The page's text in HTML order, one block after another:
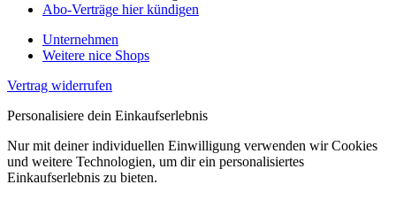
Abo-Verträge hier kündigen
Unternehmen
Weitere nice Shops
Vertrag widerrufen
Personalisiere dein Einkaufserlebnis
Nur mit deiner individuellen Einwilligung verwenden wir Cookies
und weitere Technologien, um dir ein personalisiertes
Einkaufserlebnis zu bieten.